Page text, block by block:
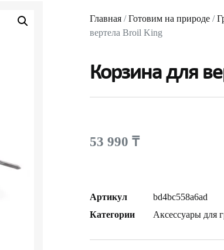
Главная/Готовим на природе/
вертела Broil King
Корзина для
53 990 ₸
Артикул
bd4bc558a6ad
Категории
Аксессуары для